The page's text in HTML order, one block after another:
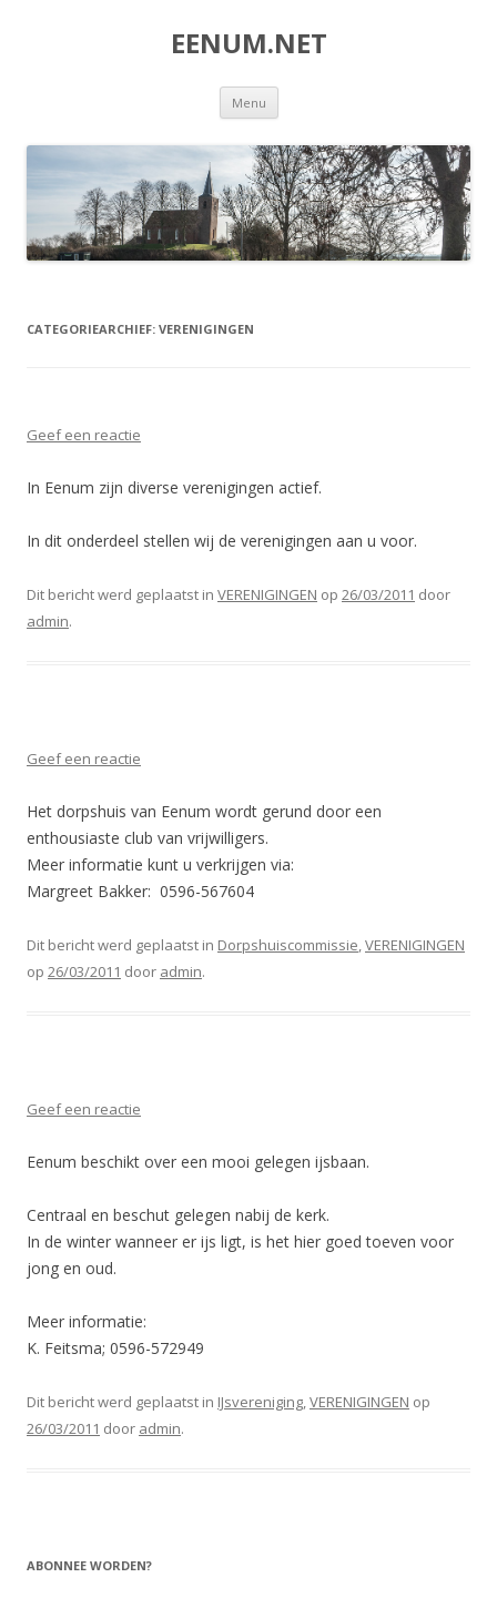
EENUM.NET
Menu Spring
inhoud
CATEGORIEARCHIEF: VERENIGINGEN
Geef een reactie
In Eenum zijn diverse verenigingen actief.
In dit onderdeel stellen wij de verenigingen aan u voor.
Dit bericht werd geplaatst in VERENIGINGEN op 26/03/2011 door
admin.
Geef een reactie
Het dorpshuis van Eenum wordt gerund door een
enthousiaste club van vrijwilligers.
Meer informatie kunt u verkrijgen via:
Margreet Bakker: 0596-567604
Dit bericht werd geplaatst in Dorpshuiscommissie,VERENIGINGEN
op 26/03/2011 door admin.
Geef een reactie
Eenum beschikt over een mooi gelegen ijsbaan.
Centraal en beschut gelegen nabij de kerk.
In de winter wanneer er ijs ligt, is het hier goed toeven voor
jong en oud.
Meer informatie:
K. Feitsma; 0596-572949
Dit bericht werd geplaatst in IJsvereniging,VERENIGINGEN op
26/03/2011 door admin.
ABONNEE WORDEN?